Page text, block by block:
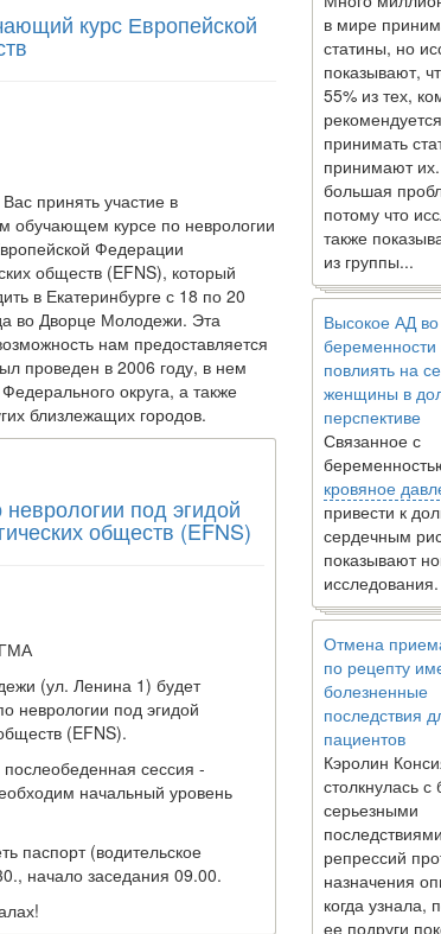
курс Европейской
принять участие в
обучающем курсе по неврологии
Федерации
обществ (EFNS), который
в Екатеринбурге с 18 по 20
во Дворце Молодежи. Эта
нам предоставляется
проведен в 2006 году, в нем
округа, а также
близлежащих городов.
под эгидой
обществ (EFNS)
(ул. Ленина 1) будет
неврологии под эгидой
(EFNS).
послеобеденная сессия -
начальный уровень
паспорт (водительское
начало заседания 09.00.
в мире
статины, но
показывают,
55% из тех,
рекомендуется
принимать
принимают
большая
потому что
также
из группы...
Высокое АД
повлиять на
женщины в
перспективе
Связанное с
кровяное
привести к
сердечным
показывают
исследования.
Отмена
по рецепту
болезненные
последствия
пациентов
Кэролин
столкнулась с
серьезными
последствиями
репрессий
назначения
когда узнала,
ее подруги